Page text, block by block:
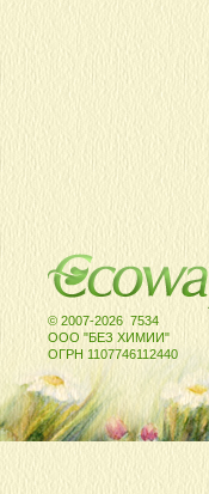
© 2007-2026 7534
ООО "БЕЗ ХИМИИ"
ОГРН 1107746112440